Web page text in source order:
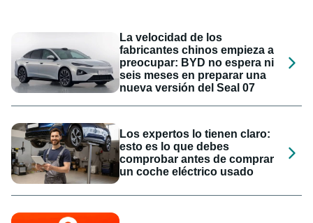
La velocidad de los
fabricantes chinos empieza a
preocupar: BYD no espera ni
seis meses en preparar una
nueva versión del Seal 07
Los expertos lo tienen claro:
esto es lo que debes
comprobar antes de comprar
un coche eléctrico usado